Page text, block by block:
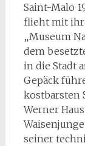
Saint-Malo
flieht mit
„Museum
dem
in die Stadt
Gepäck
kostbarsten
Werner
seiner